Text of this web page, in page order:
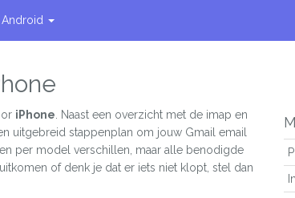
Android
iPhone . Naast een overzicht met de imap en
uitgebreid stappenplan om jouw Gmail email
per model verschillen, maar alle benodigde
of denk je dat er iets niet klopt, stel dan